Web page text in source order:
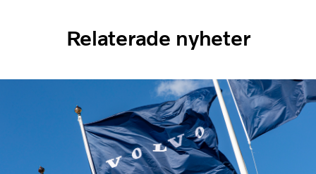
Relaterade nyheter